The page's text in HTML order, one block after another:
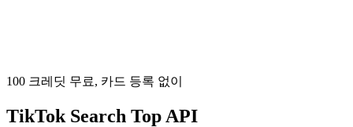
100 크레딧 무료, 카드 등록 없이
TikTok Search Top API